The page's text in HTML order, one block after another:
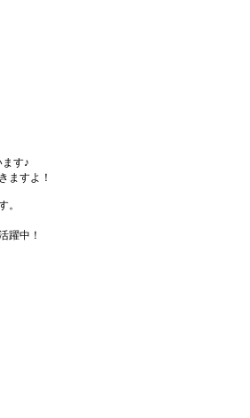
す♪
ますよ！
。
躍中！